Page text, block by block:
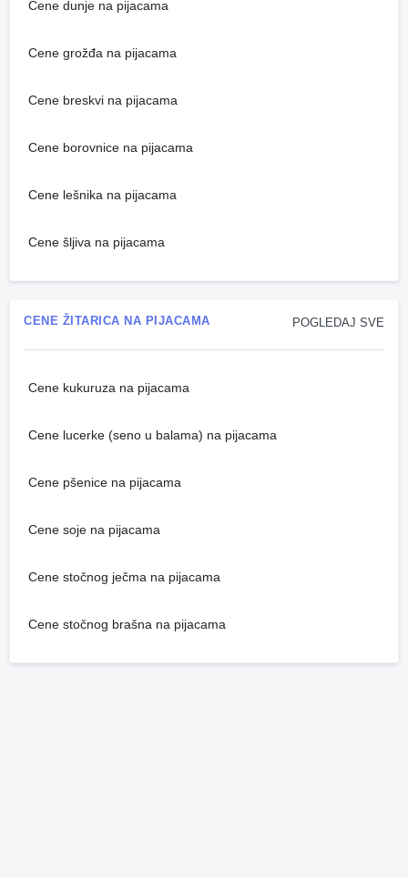
Cene dunje na pijacama
Cene grožđa na pijacama
Cene breskvi na pijacama
Cene borovnice na pijacama
Cene lešnika na pijacama
Cene šljiva na pijacama
POGLEDAJ SVE
CENE ŽITARICA NA PIJACAMA
Cene kukuruza na pijacama
Cene lucerke (seno u balama) na pijacama
Cene pšenice na pijacama
Cene soje na pijacama
Cene stočnog ječma na pijacama
Cene stočnog brašna na pijacama